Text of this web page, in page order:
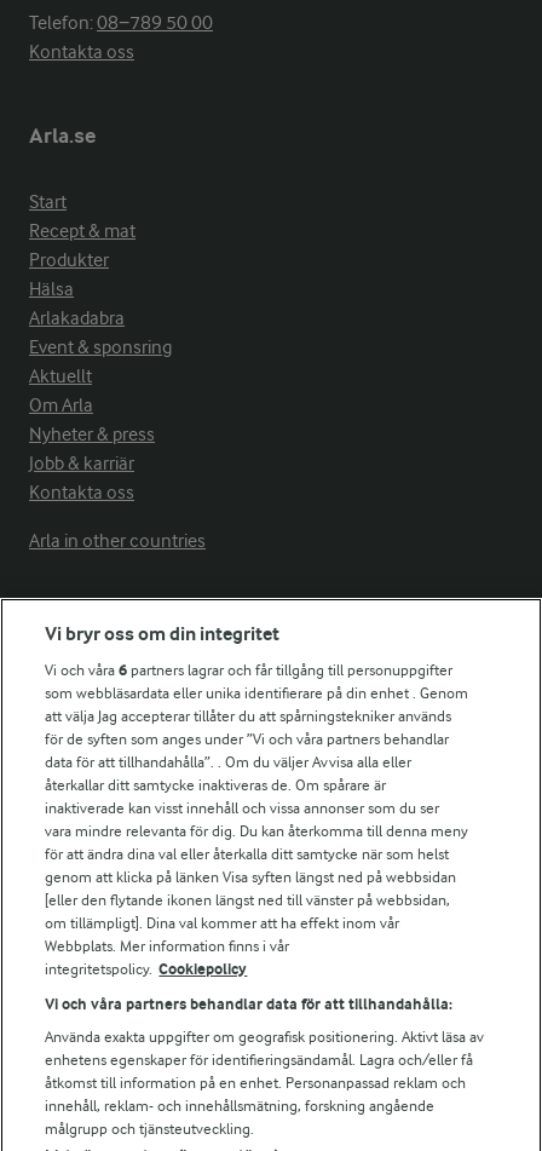
Telefon:08−789 50 00
Kontakta oss
Arla.se
Start
Recept & mat
Produkter
Hälsa
Arlakadabra
Event & sponsring
Aktuellt
Om Arla
Nyheter & press
Jobb & karriär
Kontakta oss
Arla in other countries
Fler Arlasajter
För ägare
Arlas kundportal
Arla.com
Falbygdens Ost
Arla webbshop
Bildbank
Följ oss
Vi bryr oss om din integritet
Vi och våra6 partners lagrar och får tillgång till personuppgifter
som webbläsardata eller unika identifierare på din enhet . Genom
att välja Jag accepterar tillåter du att spårningstekniker används
för de syften som anges under ”Vi och våra partners behandlar
data för att tillhandahålla”. . Om du väljer Avvisa alla eller
återkallar ditt samtycke inaktiveras de. Om spårare är
inaktiverade kan visst innehåll och vissa annonser som du ser
vara mindre relevanta för dig. Du kan återkomma till denna meny
för att ändra dina val eller återkalla ditt samtycke när som helst
genom att klicka på länken Visa syften längst ned på webbsidan
[eller den flytande ikonen längst ned till vänster på webbsidan,
om tillämpligt]. Dina val kommer att ha effekt inom vår
Webbplats. Mer information finns i vår
integritetspolicy. Cookiepolicy
Vi och våra partners behandlar data för att tillhandahålla:
Använda exakta uppgifter om geografisk positionering. Aktivt läsa av
enhetens egenskaper för identifieringsändamål. Lagra och/eller få
åtkomst till information på en enhet. Personanpassad reklam och
innehåll, reklam- och innehållsmätning, forskning angående
målgrupp och tjänsteutveckling.